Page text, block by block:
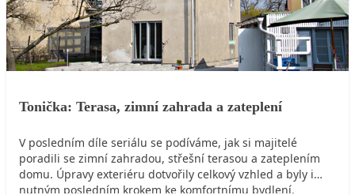
Tonička: Terasa, zimní zahrada a zateplení
V posledním díle seriálu se podíváme, jak si majitelé
poradili se zimní zahradou, střešní terasou a zateplením
domu. Úpravy exteriéru dotvořily celkový vzhled a byly i
nutným posledním krokem ke komfortnímu bydlení.